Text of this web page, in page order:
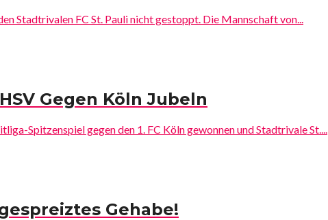
Stadtrivalen FC St. Pauli nicht gestoppt. Die Mannschaft von...
Gegen Köln Jubeln
Spitzenspiel gegen den 1. FC Köln gewonnen und Stadtrivale St....
Gehabe!